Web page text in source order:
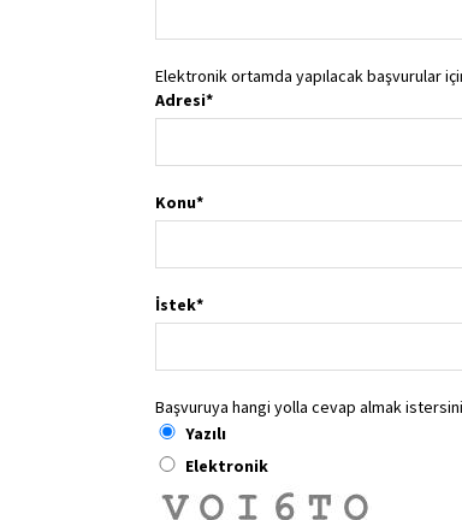
Elektronik ortamda yapılacak başvurular
Adresi*
Konu*
İstek*
Başvuruya hangi yolla cevap almak
Yazılı
Elektronik